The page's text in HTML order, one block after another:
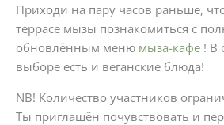
Приходи на пару часов раньше,
террасе мызы познакомиться с
обновлённым меню мыза-кафе ! В
выборе есть и веганские блюда!
NB! Количество участников
Ты приглашён почувствовать и